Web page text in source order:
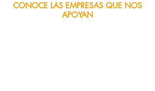
CONOCE LAS EMPRESAS QUE NOS
APOYAN